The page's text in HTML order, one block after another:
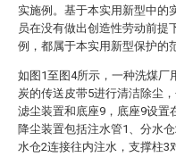
实施例。基于本实用新型中的
员在没有做出创造性劳动前提
例，都属于本实用新型保护的
如图1至图4所示，一种洗煤厂
炭的传送皮带5进行清洁除尘
滤尘装置和底座9，底座9设置
降尘装置包括注水管1、分水
水仓2连接往内注水，支撑柱3